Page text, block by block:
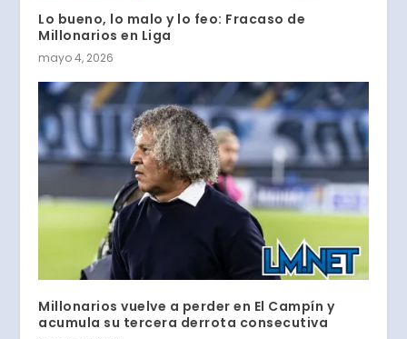
Lo bueno, lo malo y lo feo: Fracaso de
Millonarios en Liga
mayo 4, 2026
Millonarios vuelve a perder en El Campín y
acumula su tercera derrota consecutiva